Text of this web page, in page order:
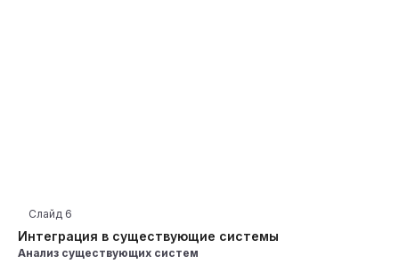
Интеграция в существующие системы
Слайд 6
Анализ существующих систем